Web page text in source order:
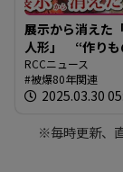
展示から消えた
人形」 “作りも
を伝えるとは 現
作家が調査研究
つ “力” と “危
RCCニュース
被爆80年関連
2025.03.30
※毎時更新、